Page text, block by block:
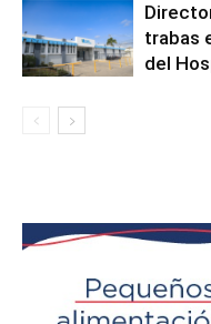
trabas
del